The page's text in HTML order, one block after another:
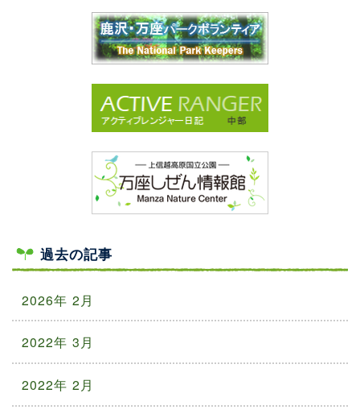
過去の記事
2026年 2月
2022年 3月
2022年 2月